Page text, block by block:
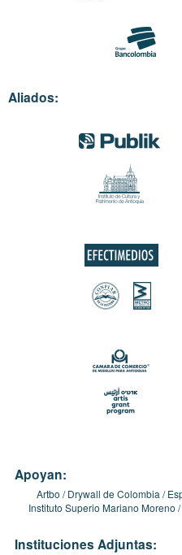
Aliados:
Apoyan:
Artbo Drywall de Colombia
Instituto Superio Mariano Moreno
Instituciones Adjuntas: